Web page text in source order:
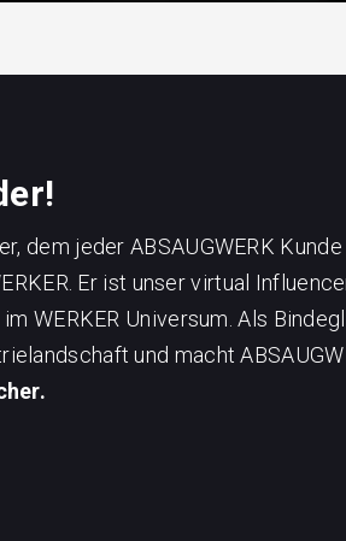
dem jeder ABSAUGWERK
Er ist unser virtual
WERKER Universum.Als
und macht